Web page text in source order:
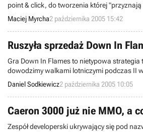
point & click, do tworzenia której
projektanci firmy Lullaby Studios. Nie
daty wydania ani potencjalnego wydawcy a
projektu prezentuje się dość tajemniczo,
się zachęcać do bliższego zapoznania się z
Maciej Myrcha2 października 2005 15:42
Ruszyła sprzedaż Down In
Gra Down In Flames to nietypowa
dowodzimy walkami lotniczymi podczas II
miesiąc temu gra otrzymała złoty status,
są już w drodze do graczy, którzy kupili
przedpremierowej sprzedaży. Tytuł ten nie
sklepach, można go zamówić jedynie przez
Daniel Sodkiewicz2 października 2005 10:05
Caeron 3000 już nie MMO, a
Zespół developerski ukrywający się pod